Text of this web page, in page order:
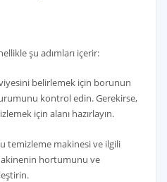
şu adımları içerir:
belirlemek için borunun
kontrol edin. Gerekirse,
için alanı hazırlayın.
temizleme makinesi ve ilgili
hortumunu ve